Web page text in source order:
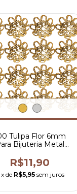
Tulipa Flor 6mm
Bijuteria Metal
R$11,90
x de R$5,95 sem juros